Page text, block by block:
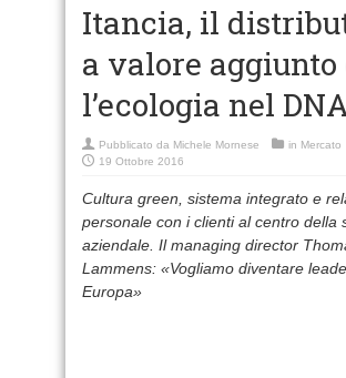
Itancia, il
a valore aggiunto
l’ecologia nel
Pubblicato da Michele Mornese in Mercato
19 Ottobre 2016
Cultura green, sistema integrato e
personale con i clienti al centro della
aziendale. Il managing director
Lammens: «Vogliamo diventare
Europa»